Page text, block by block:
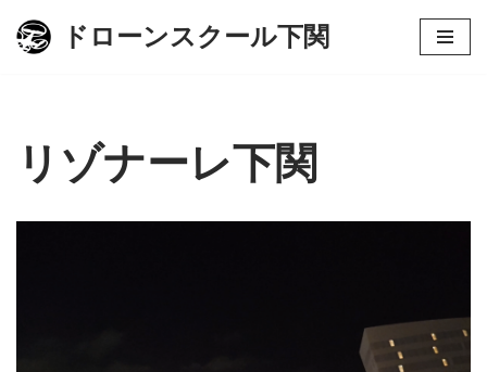
コ
ン
ツ
ドローンスクール下関
リゾナーレ下関